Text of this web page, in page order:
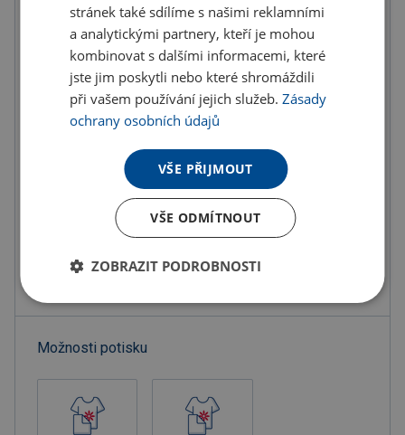
U partnera 1350 ks můžete mít 12.8. až 18.8.
Do košíku
Objednat s potiskem
Možnosti doručení »
Osobní odběr Výdejní místa »
Možnosti potisku
stránek také sdílíme s našimi reklamními
a analytickými partnery, kteří je mohou
kombinovat s dalšími informacemi, které
jste jim poskytli nebo které shromáždili
při vašem používání jejich služeb.Zásady
ochrany osobních údajů
VŠE PŘIJMOUT
VŠE ODMÍTNOUT
ZOBRAZIT PODROBNOSTI